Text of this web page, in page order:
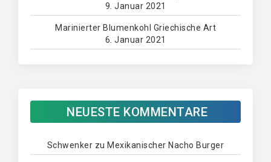
9. Januar 2021
Marinierter Blumenkohl Griechische Art
6. Januar 2021
NEUESTE KOMMENTARE
Schwenker zu Mexikanischer Nacho Burger